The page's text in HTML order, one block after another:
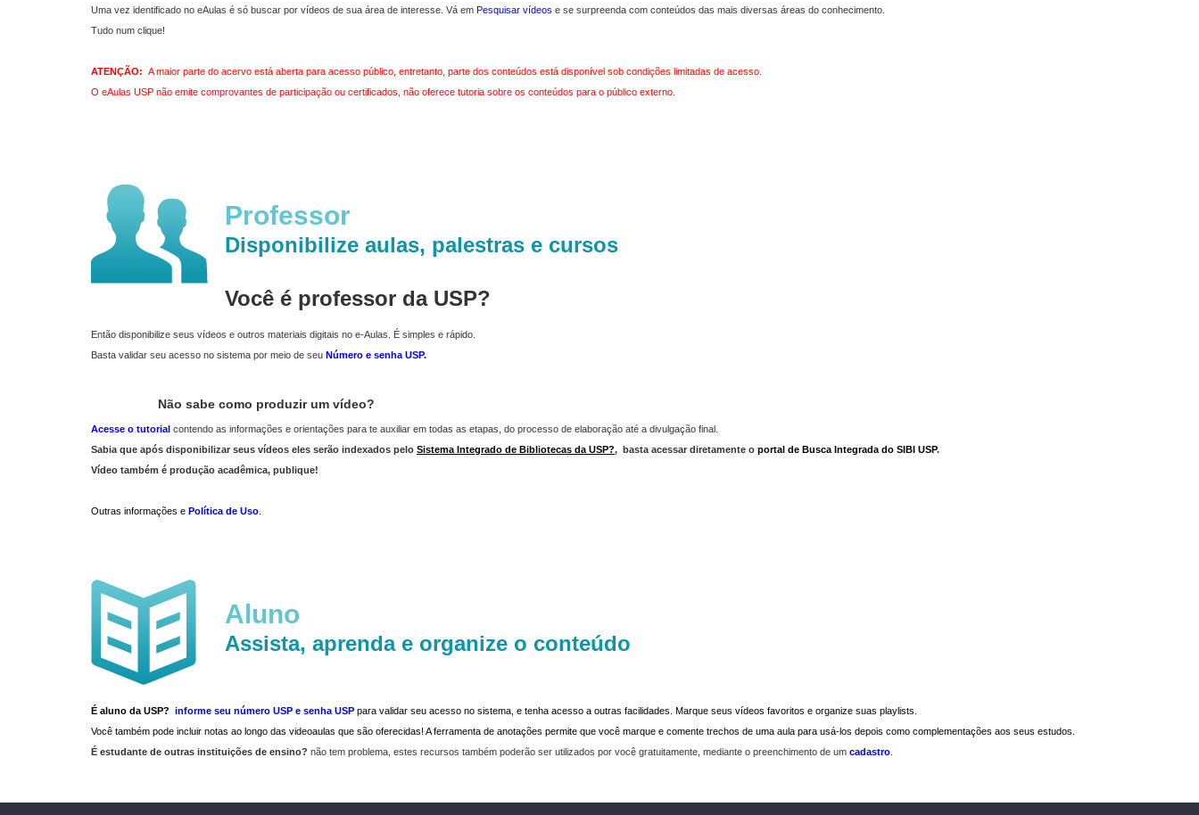
Uma vez identificado no eAulas é só buscar por vídeos de sua área de interesse. Vá em Pesquisar vídeos e se surpreenda com conteúdos das mais diversas áreas do conhecimento.
Tudo num clique!
ATENÇÃO: A maior parte do acervo está aberta para acesso público, entretanto, parte dos conteúdos está disponível sob condições limitadas de acesso.
O eAulas USP não emite comprovantes de participação ou certificados, não oferece tutoria sobre os conteúdos para o público externo.
Professor
Disponibilize aulas, palestras e cursos
Você é professor da USP?
Então disponibilize seus vídeos e outros materiais digitais no e-Aulas. É simples e rápido.
Basta validar seu acesso no sistema por meio de seu Número e senha USP.
Não sabe como produzir um vídeo?
Acesse o tutorial contendo as informações e orientações para te auxiliar em todas as etapas, do processo de elaboração até a divulgação final.
Sabia que após disponibilizar seus vídeos eles serão indexados pelo Sistema Integrado de Bibliotecas da USP?, basta acessar diretamente o portal de Busca Integrada do SIBI USP.
Vídeo também é produção acadêmica, publique!
Outras informações e Política de Uso
Aluno
Assista, aprenda e organize o conteúdo
É aluno da USP? informe seu número USP e senha USP para validar seu acesso no sistema, e tenha acesso a outras facilidades. Marque seus vídeos favoritos e organize suas playlists.
Você também pode incluir notas ao longo das videoaulas que são oferecidas! A ferramenta de anotações permite que você marque e comente trechos de uma aula para usá-los depois como complementações aos seus estudos.
É estudante de outras instituições de ensino? não tem problema, estes recursos também poderão ser utilizados por você gratuitamente, mediante o preenchimento de um cadastro